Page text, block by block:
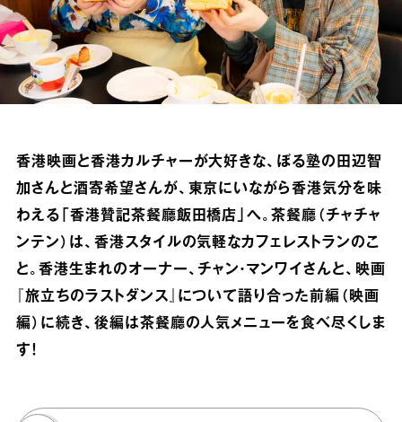
香港映画と香港カルチャーが大好きな、ぼる塾の田辺智
加さんと酒寄希望さんが、東京にいながら香港気分を味
わえる「香港贊記茶餐廳飯田橋店」へ。茶餐廳（チャチャ
ンテン）は、香港スタイルの気軽なカフェレストランのこ
と。香港生まれのオーナー、チャン・マンワイさんと、映画
『旅立ちのラストダンス』について語り合った前編（映画
編）に続き、後編は茶餐廳の人気メニューを食べ尽くしま
す！